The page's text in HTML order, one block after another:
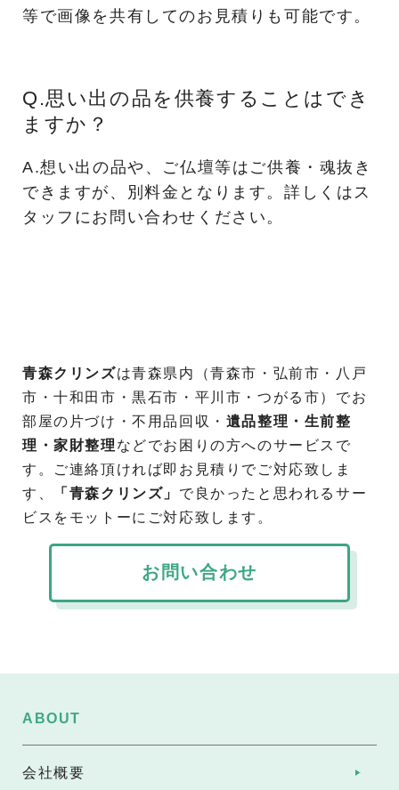
等で画像を共有してのお見積りも可能です。
Q.思い出の品を供養することはでき
ますか？
A.想い出の品や、ご仏壇等はご供養・魂抜き
できますが、別料金となります。詳しくはス
タッフにお問い合わせください。
青森クリンズは青森県内（青森市・弘前市・八戸
市・十和田市・黒石市・平川市・つがる市）でお
部屋の片づけ・不用品回収・ 遺品整理・生前整
理・家財整理 などでお困りの方へのサービスで
す。ご連絡頂ければ即お見積りでご対応致しま
す、
「青森クリンズ」 で良かったと思われるサー
ビスをモットーにご対応致します。
お問い合わせ
ABOUT
会社概要